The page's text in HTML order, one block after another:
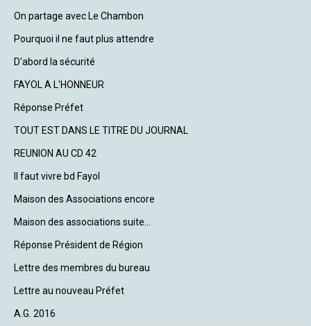
On partage avec Le Chambon
Pourquoi il ne faut plus attendre
D'abord la sécurité
FAYOL A L'HONNEUR
Réponse Préfet
TOUT EST DANS LE TITRE DU JOURNAL
REUNION AU CD 42
Il faut vivre bd Fayol
Maison des Associations encore
Maison des associations suite...
Réponse Président de Région
Lettre des membres du bureau
Lettre au nouveau Préfet
A.G. 2016